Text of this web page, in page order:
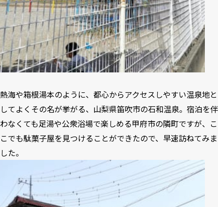
熱海や箱根湯本のように、都心からアクセスしやすい温泉地と
してよくその名が挙がる、山梨県笛吹市の石和温泉。宿泊を伴
わなくても足湯や公衆浴場で楽しめる甲府市の隣町ですが、こ
こでも駄菓子屋を見つけることができたので、早速訪ねてみま
した。